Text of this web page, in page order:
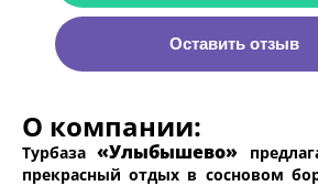
Оставить отзыв
О компании:
Турбаза«Улыбышево»
прекрасный отдых в сосновом